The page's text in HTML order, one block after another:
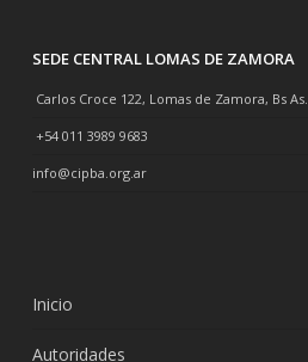
SEDE CENTRAL LOMAS DE ZAMORA
Carlos Croce 122, Lomas de Zamora, Bs As.
+54 011 3989 9683
info@cipba.org.ar
Inicio
Autoridades